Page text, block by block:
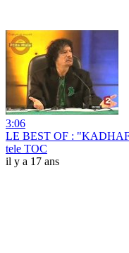
3:06
LE BEST OF :
tele TOC
il y a 17 ans